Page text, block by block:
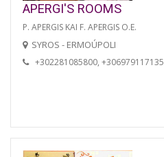
APERGI'S ROOMS
P. APERGIS KAI F. APERGIS O.E.
SYROS - ERMOÚPOLI
+302281085800, +306979117135